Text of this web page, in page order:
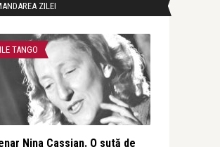
ZILEI
TANGO
Nina Cassian. O sută de